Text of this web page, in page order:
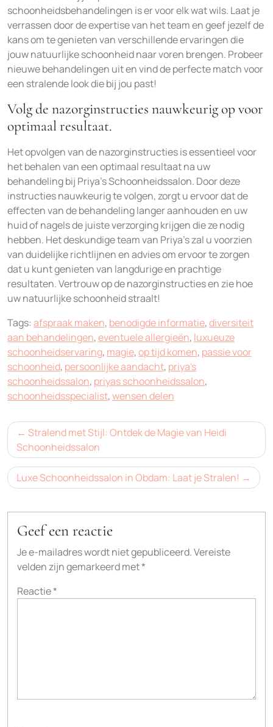
schoonheidsbehandelingen is er voor elk wat wils. Laat je
verrassen door de expertise van het team en geef jezelf de
kans om te genieten van verschillende ervaringen die
jouw natuurlijke schoonheid naar voren brengen. Probeer
nieuwe behandelingen uit en vind de perfecte match voor
een stralende look die bij jou past!
Volg de nazorginstructies nauwkeurig op voor
optimaal resultaat.
Het opvolgen van de nazorginstructies is essentieel voor
het behalen van een optimaal resultaat na uw
behandeling bij Priya’s Schoonheidssalon. Door deze
instructies nauwkeurig te volgen, zorgt u ervoor dat de
effecten van de behandeling langer aanhouden en uw
huid of nagels de juiste verzorging krijgen die ze nodig
hebben. Het deskundige team van Priya’s zal u voorzien
van duidelijke richtlijnen en advies om ervoor te zorgen
dat u kunt genieten van langdurige en prachtige
resultaten. Vertrouw op de nazorginstructies en zie hoe
uw natuurlijke schoonheid straalt!
Tags: afspraak maken, benodigde informatie,diversiteit
aan behandelingen,eventuele allergieën, luxueuze
schoonheidservaring, magie,op tijd komen, passie voor
schoonheid, persoonlijke aandacht, priya's
schoonheidssalon, priyas schoonheidssalon,
schoonheidsspecialist,wensen delen
Bericht
navigatie
Stralend met Stijl: Ontdek de Magie van Heidi
Schoonheidssalon
Luxe Schoonheidssalon in Obdam: Laat je Stralen!
Geef een reactie
Je e-mailadres wordt niet gepubliceerd.Vereiste
velden zijn gemarkeerd met*
Reactie*